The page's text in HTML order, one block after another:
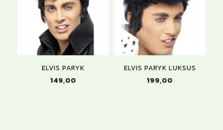
ELVIS PARYK
149,00
ELVIS PARYK LUKSUS
199,00